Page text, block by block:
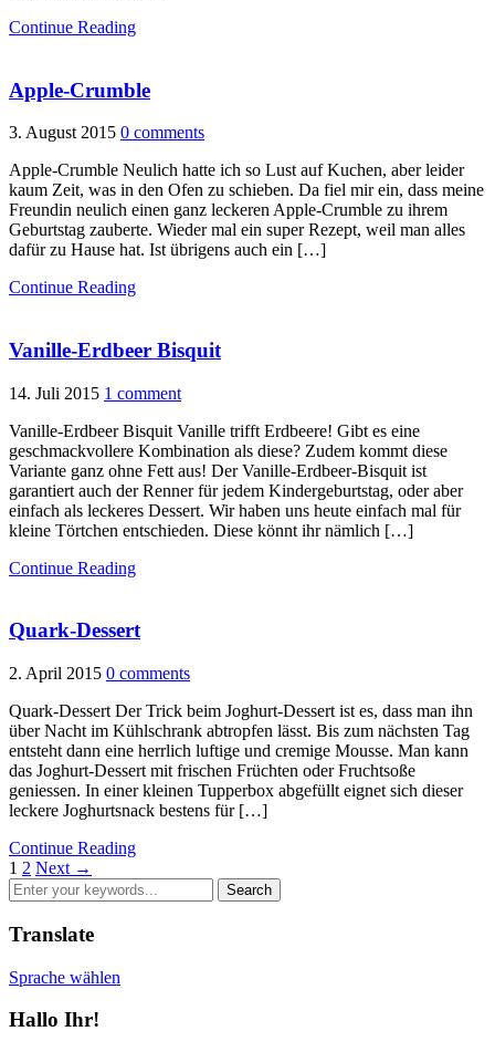
Continue Reading
Apple-Crumble
3. August 2015 0 comments
Apple-Crumble Neulich hatte ich so Lust auf Kuchen, aber leider
kaum Zeit, was in den Ofen zu schieben. Da fiel mir ein, dass meine
Freundin neulich einen ganz leckeren Apple-Crumble zu ihrem
Geburtstag zauberte. Wieder mal ein super Rezept, weil man alles
dafür zu Hause hat. Ist übrigens auch ein […]
Continue Reading
Vanille-Erdbeer Bisquit
14. Juli 2015 1 comment
Vanille-Erdbeer Bisquit Vanille trifft Erdbeere! Gibt es eine
geschmackvollere Kombination als diese? Zudem kommt diese
Variante ganz ohne Fett aus! Der Vanille-Erdbeer-Bisquit ist
garantiert auch der Renner für jedem Kindergeburtstag, oder aber
einfach als leckeres Dessert. Wir haben uns heute einfach mal für
kleine Törtchen entschieden. Diese könnt ihr nämlich […]
Continue Reading
Quark-Dessert
2. April 2015 0 comments
Quark-Dessert Der Trick beim Joghurt-Dessert ist es, dass man ihn
über Nacht im Kühlschrank abtropfen lässt. Bis zum nächsten Tag
entsteht dann eine herrlich luftige und cremige Mousse. Man kann
das Joghurt-Dessert mit frischen Früchten oder Fruchtsoße
geniessen. In einer kleinen Tupperbox abgefüllt eignet sich dieser
leckere Joghurtsnack bestens für […]
Continue Reading
1 2 Next →
Translate
Sprache wählen
Hallo Ihr!